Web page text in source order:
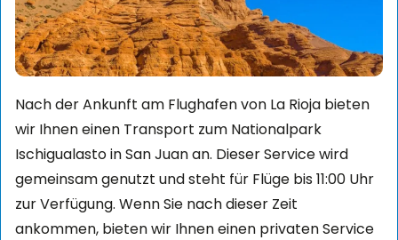
Nach der Ankunft am Flughafen von La Rioja bieten
wir Ihnen einen Transport zum Nationalpark
Ischigualasto in San Juan an. Dieser Service wird
gemeinsam genutzt und steht für Flüge bis 11:00 Uhr
zur Verfügung. Wenn Sie nach dieser Zeit
ankommen, bieten wir Ihnen einen privaten Service